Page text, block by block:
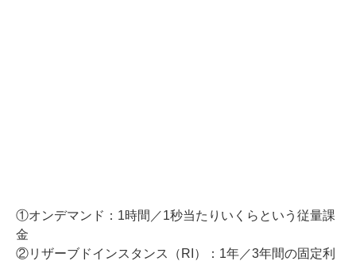
①オンデマンド：1時間／1秒当たりいくらという従量課
金
②リザーブドインスタンス（RI）：1年／3年間の固定利